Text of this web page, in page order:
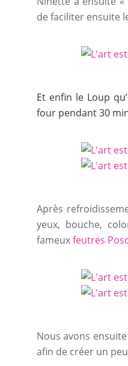
de faciliter ensuite
Et enfin le Loup
four pendant 30
Après
yeux, bouche,
fameuxfeutres
Nous avons
afin de créer un